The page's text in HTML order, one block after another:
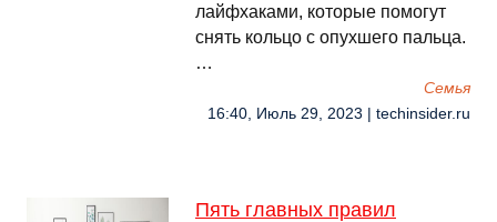
лайфхаками, которые помогут
снять кольцо с опухшего пальца.
…
Семья
16:40, Июль 29, 2023 | techinsider.ru
Пять главных правил